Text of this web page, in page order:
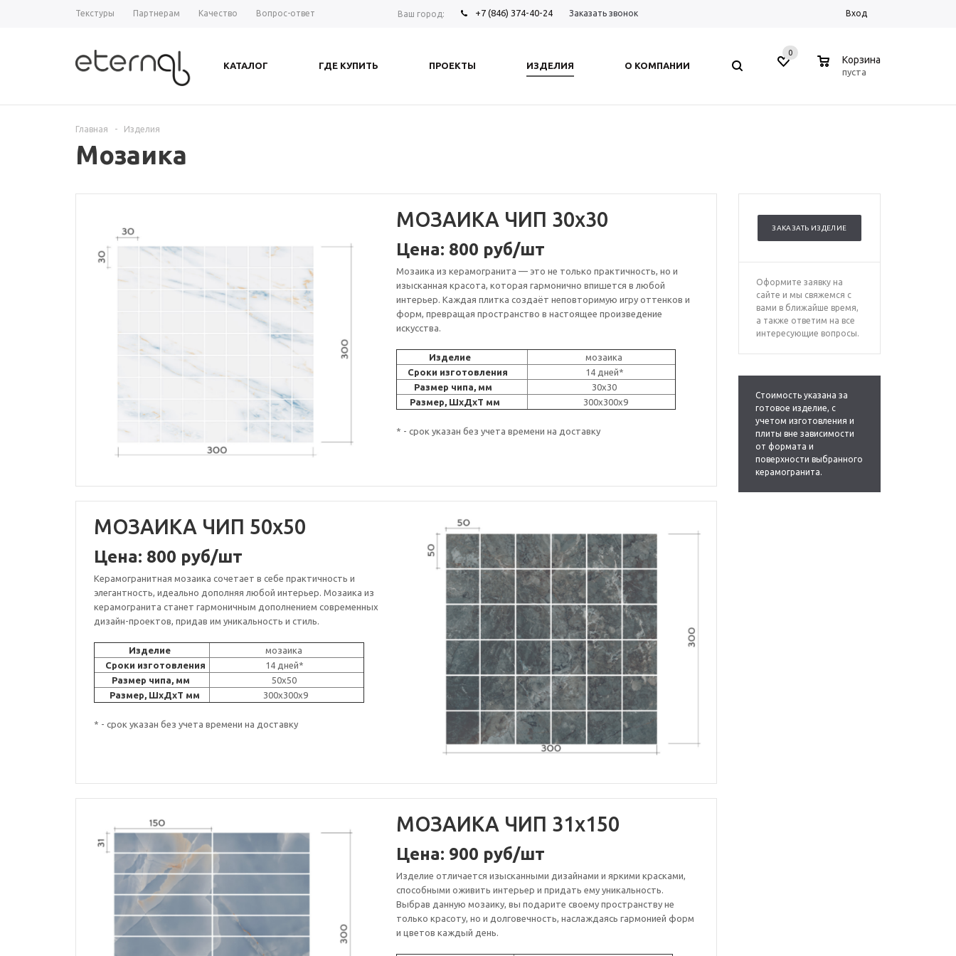
Текстуры Партнерам Качество Вопрос-ответ Ваш город: +7 (846) 374-40-24 Заказать звонок Вход
КАТАЛОГ ГДЕ КУПИТЬ ПРОЕКТЫ ИЗДЕЛИЯ О КОМПАНИИ
0
Корзина
пуста
Главная - Изделия
Мозаика
ЗАКАЗАТЬ ИЗДЕЛИЕ
Оформите заявку на
сайте и мы свяжемся с
вами в ближайше время,
а также ответим на все
интересующие вопросы.
Стоимость указана за
готовое изделие, с
учетом изготовления и
плиты вне зависимости
от формата и
поверхности выбранного
керамогранита.
МОЗАИКА ЧИП 30х30
Цена: 800 руб/шт
Мозаика из керамогранита — это не только практичность, но и
изысканная красота, которая гармонично впишется в любой
интерьер. Каждая плитка создаёт неповторимую игру оттенков и
форм, превращая пространство в настоящее произведение
искусства.
Изделие
мозаика
Сроки изготовления
14 дней*
Размер чипа, мм
30x30
Размер, ШxДxT мм
300x300x9
* - срок указан без учета времени на доставку
МОЗАИКА ЧИП 50х50
Цена: 800 руб/шт
Керамогранитная мозаика сочетает в себе практичность и
элегантность, идеально дополняя любой интерьер. Мозаика из
керамогранита станет гармоничным дополнением современных
дизайн-проектов, придав им уникальность и стиль.
Изделие
мозаика
Сроки изготовления
14 дней*
Размер чипа, мм
50x50
Размер, ШxДxT мм
300x300x9
* - срок указан без учета времени на доставку
МОЗАИКА ЧИП 31х150
Цена: 900 руб/шт
Изделие отличается изысканными дизайнами и яркими красками,
способными оживить интерьер и придать ему уникальность.
Выбрав данную мозаику, вы подарите своему пространству не
только красоту, но и долговечность, наслаждаясь гармонией форм
и цветов каждый день.